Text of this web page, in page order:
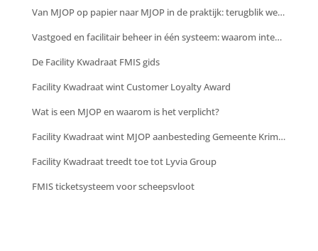
Van MJOP op papier naar MJOP in de praktijk: terugblik webinar
Vastgoed en facilitair beheer in één systeem: waarom integratie cruciaal is voor efficiëntie en inzicht
De Facility Kwadraat FMIS gids
Facility Kwadraat wint Customer Loyalty Award
Wat is een MJOP en waarom is het verplicht?
Facility Kwadraat wint MJOP aanbesteding Gemeente Krimpenerwaard
Facility Kwadraat treedt toe tot Lyvia Group
FMIS ticketsysteem voor scheepsvloot